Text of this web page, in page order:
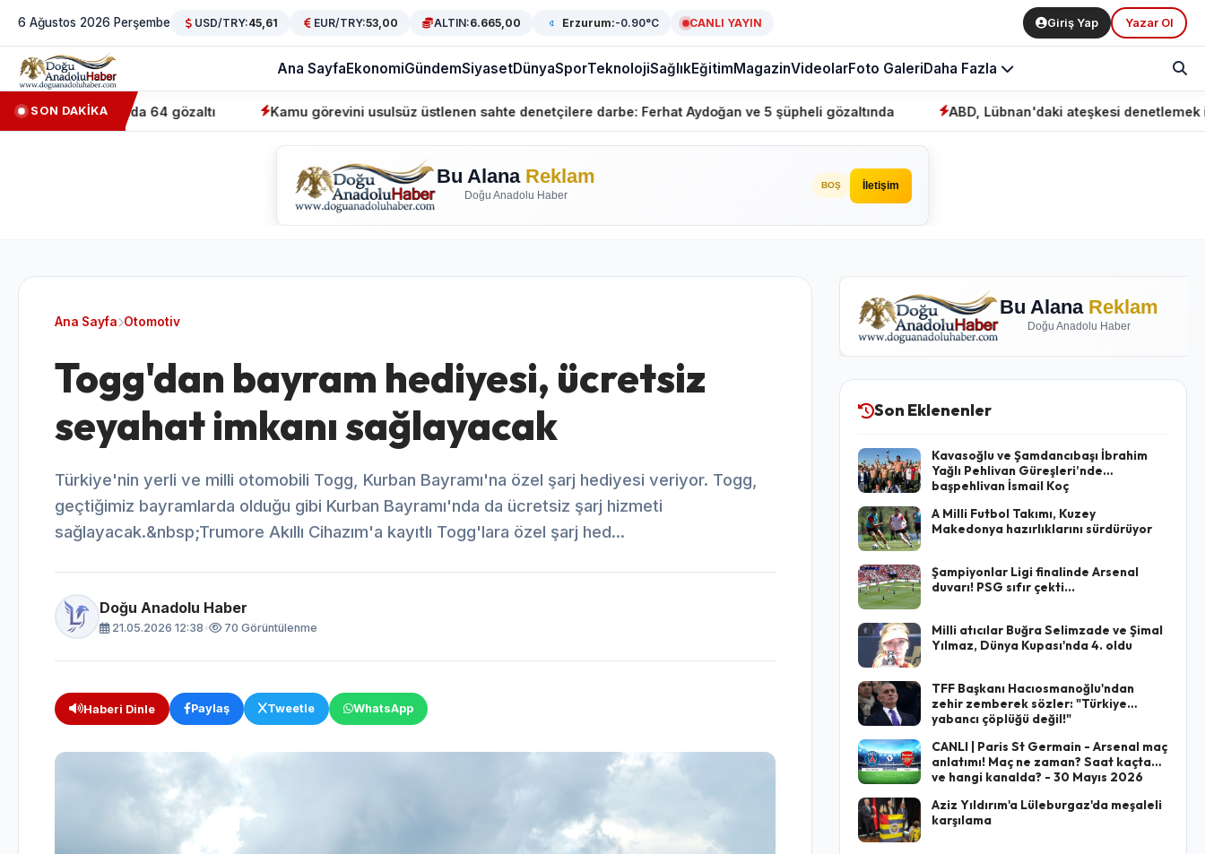
6 Ağustos 2026 Perşembe USD/TRY:45,61 EUR/TRY:53,00 ALTIN:6.665,00 Erzurum:-0.90°C CANLI YAYIN Giriş Yap Yazar Ol
Ana SayfaEkonomiGündemSiyasetDünyaSporTeknolojiSağlıkEğitimMagazinVideolarFoto GaleriDaha Fazla
SON DAKİKA
64 gözaltı Kamu görevini usulsüz üstlenen sahte denetçilere darbe: Ferhat Aydoğan ve 5 şüpheli gözaltında ABD, Lübnan'daki ateşkesi denetlemek için
Bu Alana Reklam
Doğu Anadolu Haber
BOŞ İletişim
Ana Sayfa Otomotiv
Togg'dan bayram hediyesi, ücretsiz
seyahat imkanı sağlayacak
Türkiye'nin yerli ve milli otomobili Togg, Kurban Bayramı'na özel şarj hediyesi veriyor. Togg,
geçtiğimiz bayramlarda olduğu gibi Kurban Bayramı'nda da ücretsiz şarj hizmeti
sağlayacak.&nbsp;Trumore Akıllı Cihazım'a kayıtlı Togg'lara özel şarj hed...
Doğu Anadolu Haber
21.05.2026 12:38• 70 Görüntülenme
Haberi Dinle Paylaş Tweetle WhatsApp
Bu Alana Reklam
Doğu Anadolu Haber
Son Eklenenler
Kavasoğlu ve Şamdancıbaşı İbrahim
Yağlı Pehlivan Güreşleri’nde
başpehlivan İsmail Koç
A Milli Futbol Takımı, Kuzey
Makedonya hazırlıklarını sürdürüyor
Şampiyonlar Ligi finalinde Arsenal
duvarı! PSG sıfır çekti...
Milli atıcılar Buğra Selimzade ve Şimal
Yılmaz, Dünya Kupası'nda 4. oldu
TFF Başkanı Hacıosmanoğlu'ndan
zehir zemberek sözler: "Türkiye
yabancı çöplüğü değil!"
CANLI | Paris St Germain - Arsenal maç
anlatımı! Maç ne zaman? Saat kaçta
ve hangi kanalda? - 30 Mayıs 2026
Aziz Yıldırım'a Lüleburgaz'da meşaleli
karşılama